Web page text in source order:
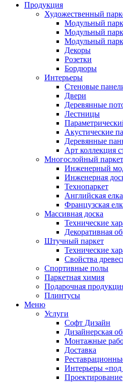
Продукция
Художественный
Модульный
Модульный
Модульный
Декоры
Розетки
Бордюры
Интерьеры
Стеновые
Двери
Деревянные
Лестницы
Акустические
Деревянные
Арт коллекция
Многослойный паркет
Инженерный
Инженерная
Технопаркет
Английская елка
Французская
Массивная доска
Технические
Декоративная
Штучный паркет
Технические
Свойства
Спортивные полы
Паркетная химия
Подарочная
Плинтусы
Меню
Услуги
Софт Дизайн
Дизайнерская
Монтажные
Доставка
Интерьеры
Проектирование